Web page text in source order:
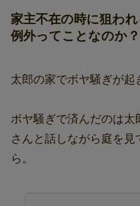
家主不在の時に狙わ
例外ってことなのか？
太郎の家でボヤ騒ぎが起
ボヤ騒ぎで済んだのは太
さんと話しながら庭を
ら。